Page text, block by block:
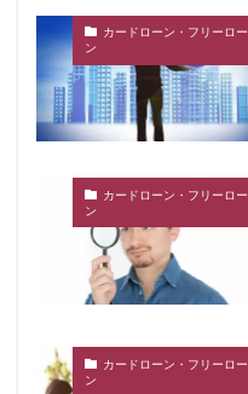
カードローン・フリーロー
ン
カードローン・フリーロー
ン
カードローン・フリーロー
ン